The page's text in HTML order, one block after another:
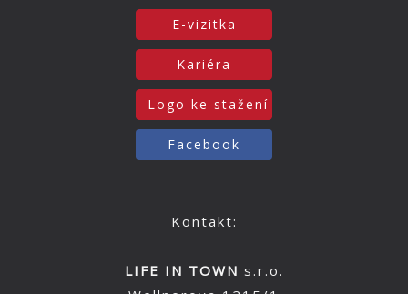
E-vizitka
Kariéra
Logo ke stažení
Facebook
Kontakt:
LIFE IN TOWN s.r.o.